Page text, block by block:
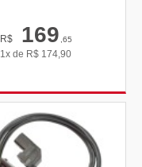
R$ 169,65
1x de R$ 174,90